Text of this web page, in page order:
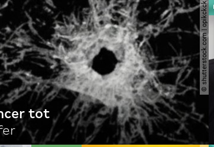
© shutterstock.com | opikckck
tot